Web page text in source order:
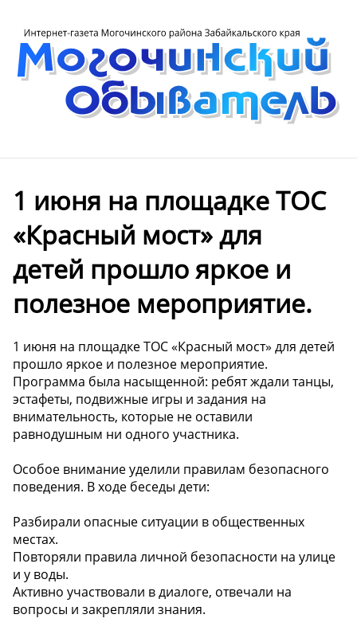
1 июня на площадке ТОС
«Красный мост» для
детей прошло яркое и
полезное мероприятие.
1 июня на площадке ТОС «Красный мост» для детей
прошло яркое и полезное мероприятие.
Программа была насыщенной: ребят ждали танцы,
эстафеты, подвижные игры и задания на
внимательность, которые не оставили
равнодушным ни одного участника.
Особое внимание уделили правилам безопасного
поведения. В ходе беседы дети:
Разбирали опасные ситуации в общественных
местах.
Повторяли правила личной безопасности на улице
и у воды.
Активно участвовали в диалоге, отвечали на
вопросы и закрепляли знания.